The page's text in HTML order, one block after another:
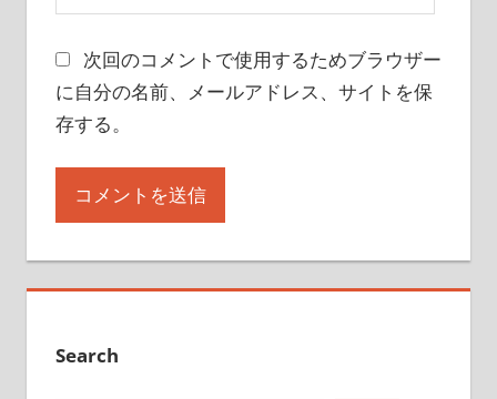
次回のコメントで使用するためブラウザー
に自分の名前、メールアドレス、サイトを保
存する。
Search